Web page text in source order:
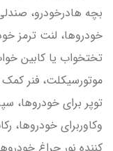
بچه هادرخودرو،
خودروها، لنت ترمز
تختخواب يا كابين
موتورسيكلت، فنر كمك
توپر براي خودروها،
وكاوربراي خودروها،